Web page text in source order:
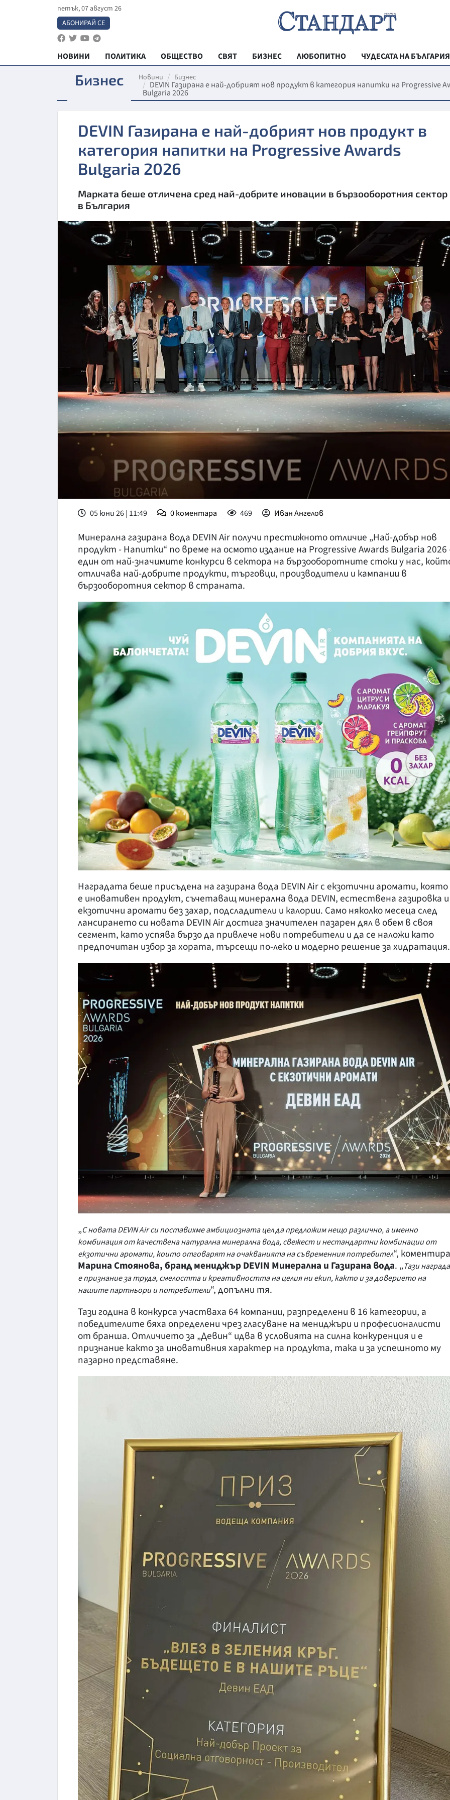
петък, 07 август 26
АБОНИРАЙ СЕ
НОВИНИ ПОЛИТИКА ОБЩЕСТВО СВЯТ БИЗНЕС ЛЮБОПИТНО
ЧУДЕСАТА НА БЪЛГАРИЯ
ВЕСТНИК
МЛАДЕЖКА
ЗДРАВЕ
ДА! НА
КУЛТУРА
ПРАВОСЪДИЕ
КРИМИ
ВЯРА
ОБЯВИ
ВОЙНАТА В
ВРЕМЕТО
Бизнес Новини Бизнес
DEVIN Газирана е най-добрият нов продукт в категория напитки на Progressive
Bulgaria 2026
DEVIN Газирана е най-добрият нов продукт в
категория напитки на Progressive Awards
Bulgaria 2026
Марката беше отличена сред най-добрите иновации в бързооборотния сектор
в България
05 юни 26 | 11:49 0коментара 469 Иван Ангелов
Минерална газирана вода DEVIN Air получи престижното отличие „Най-добър нов
продукт - Напитки“ по време на осмото издание на Progressive Awards Bulgaria 2026
един от най-значимите конкурси в сектора на бързооборотните стоки у нас,
отличава най-добрите продукти, търговци, производители и кампании в
бързооборотния сектор в страната.
Наградата беше присъдена на газирана вода DEVIN Air с екзотични аромати, която
е иновативен продукт, съчетаващ минерална вода DEVIN, естествена газировка и
екзотични аромати без захар, подсладители и калории. Само няколко месеца след
лансирането си новата DEVIN Air достига значителен пазарен дял в обем в своя
сегмент, като успява бързо да привлече нови потребители и да се наложи като
предпочитан избор за хората, търсещи по-леко и модерно решение за хидратация.
„С новата DEVIN Air си поставихме амбициозната цел да предложим нещо различно, а именно
комбинация от качествена натурална минерална вода, свежест и нестандартни комбинации от
екзотични аромати, които отговарят на очакванията на съвременния потребител“, коментира
Марина Стоянова, бранд мениджър DEVIN Минерална и Газирана вода. „Тази награда
е признание за труда, смелостта и креативността на целия ни екип, както и за доверието на
нашите партньори и потребители“, допълни тя.
Тази година в конкурса участваха 64 компании, разпределени в 16 категории, а
победителите бяха определени чрез гласуване на мениджъри и професионалисти
от бранша. Отличието за „Девин“ идва в условията на силна конкуренция и е
признание както за иновативния характер на продукта, така и за успешното му
пазарно представяне.